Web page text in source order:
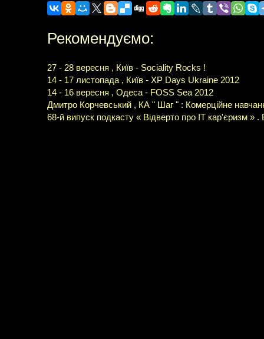
Рекомендуємо:
27 - 28 вересня , Київ - Sociality Rocks !
14 - 17 листопада , Київ - XP Days Ukraine 2012
14 - 16 вересня , Одеса - FOSS Sea 2012
Дмитро Корчевський , КА " Шаг " : Комерційне
68-й випуск подкасту « Відверто про IT кар'єризм »